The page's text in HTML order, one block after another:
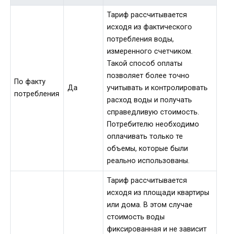
По факту
потребления
Да
Тариф рассчитывается
исходя из фактического
потребления воды,
измеренного счетчиком.
Такой способ оплаты
позволяет более точно
учитывать и контролировать
расход воды и получать
справедливую стоимость.
Потребителю необходимо
оплачивать только те
объемы, которые были
реально использованы.
Тариф рассчитывается
исходя из площади квартиры
или дома. В этом случае
стоимость воды
фиксированная и не зависит